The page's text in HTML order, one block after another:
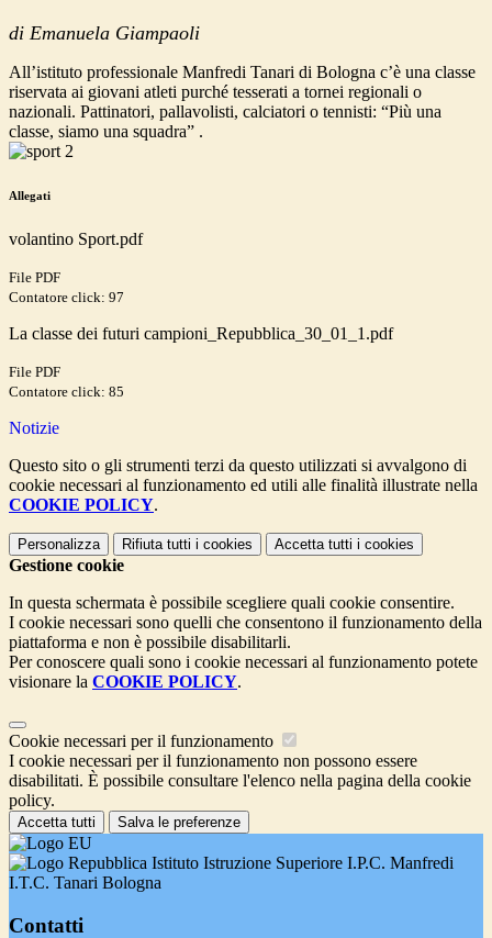
di Emanuela Giampaoli
All’istituto professionale Manfredi Tanari di Bologna c’è una classe
riservata ai giovani atleti purché tesserati a tornei regionali o
nazionali. Pattinatori, pallavolisti, calciatori o tennisti: “Più una
classe, siamo una squadra” .
Allegati
volantino Sport.pdf
File PDF
Contatore click: 97
La classe dei futuri campioni_Repubblica_30_01_1.pdf
File PDF
Contatore click: 85
Notizie
Questo sito o gli strumenti terzi da questo utilizzati si avvalgono di
cookie necessari al funzionamento ed utili alle finalità illustrate nella
COOKIE POLICY.
Personalizza Rifiuta tutti i cookies Accetta tutti i cookies
Gestione cookie
In questa schermata è possibile scegliere quali cookie consentire.
I cookie necessari sono quelli che consentono il funzionamento della
piattaforma e non è possibile disabilitarli.
Per conoscere quali sono i cookie necessari al funzionamento potete
visionare la COOKIE POLICY.
Cookie necessari per il funzionamento
I cookie necessari per il funzionamento non possono essere
disabilitati. È possibile consultare l'elenco nella pagina della cookie
policy.
Accetta tutti Salva le preferenze
Istituto Istruzione Superiore I.P.C. Manfredi
I.T.C. Tanari Bologna
Contatti